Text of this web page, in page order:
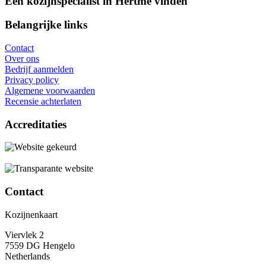
Belangrijke links
Contact
Over ons
Bedrijf aanmelden
Privacy policy
Algemene voorwaarden
Recensie achterlaten
Accreditaties
Contact
Kozijnenkaart
Viervlek 2
7559 DG Hengelo
Netherlands